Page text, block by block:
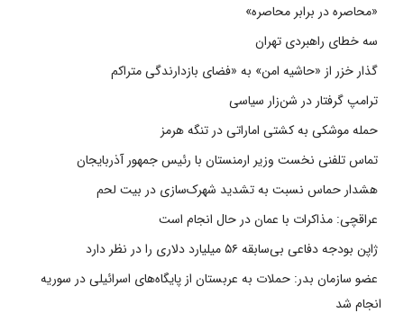
«محاصره در برابر محاصره»
سه خطای راهبردی تهران
گذار خزر از «حاشیه امن» به «فضای بازدارندگی متراکم
ترامپ گرفتار در شن‌زار سیاسی
حمله موشکی به کشتی اماراتی در تنگه هرمز
تماس تلفنی نخست وزیر ارمنستان با رئیس جمهور آذربایجان
هشدار حماس نسبت به تشدید شهرک‌سازی در بیت‌ لحم
عراقچی: مذاکرات با عمان در حال انجام است
ژاپن بودجه دفاعی بی‌سابقه ۵۶ میلیارد دلاری را در نظر دارد
عضو سازمان بدر: حملات به عربستان از پایگاه‌های اسرائیلی در سوریه
انجام شد